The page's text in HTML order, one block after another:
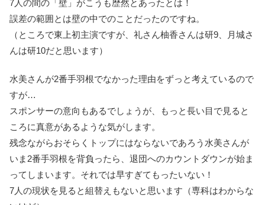
7人の間の「壁」がこうも歴然とあったとは！
誤差の範囲とは壁の中でのことだったのですね。
（ところで東上初主演ですが、礼さん柚香さんは研9、月城さ
んは研10だと思います）
水美さんが2番手羽根でなかった理由をずっと考えているので
すが…
スポンサーの意向もあるでしょうが、もっと長い目で見ると
ころに真意があるような気がします。
残念ながらおそらくトップにはならないであろう水美さんが
いま2番手羽根を背負ったら、退団へのカウントダウンが始ま
ってしまいます。それでは早すぎてもったいない！
7人の現状を見ると組替えもないと思います（専科はわからな